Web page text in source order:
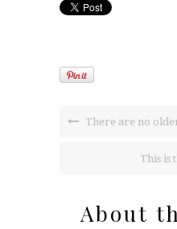
There are no
This is
About